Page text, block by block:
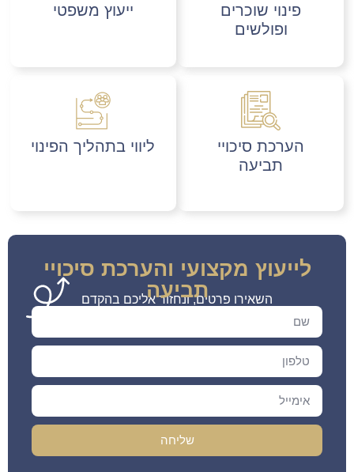
פינוי שוכרים
ופולשים
ייעוץ משפטי
הערכת סיכויי
תביעה
ליווי בתהליך הפינוי
לייעוץ מקצועי והערכת סיכויי
תביעה
השאירו פרטים, ונחזור אליכם בהקדם
שליחה